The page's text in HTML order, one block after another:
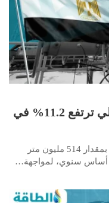
واردات مصر من الغاز الإسرائيلي ترتفع 11.2% في
ارتفعت واردات مصر من الغاز الإسرائيلي بمقدار 514 مليون متر